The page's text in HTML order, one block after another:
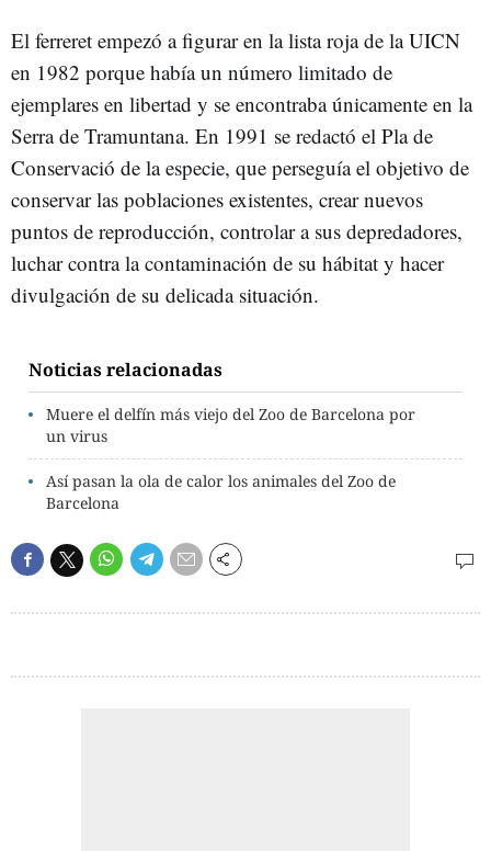
El ferreret empezó a figurar en la lista roja de la UICN
en 1982 porque había un número limitado de
ejemplares en libertad y se encontraba únicamente en la
Serra de Tramuntana. En 1991 se redactó el Pla de
Conservació de la especie, que perseguía el objetivo de
conservar las poblaciones existentes, crear nuevos
puntos de reproducción, controlar a sus depredadores,
luchar contra la contaminación de su hábitat y hacer
divulgación de su delicada situación.
Noticias relacionadas
Muere el delfín más viejo del Zoo de Barcelona por
un virus
Así pasan la ola de calor los animales del Zoo de
Barcelona